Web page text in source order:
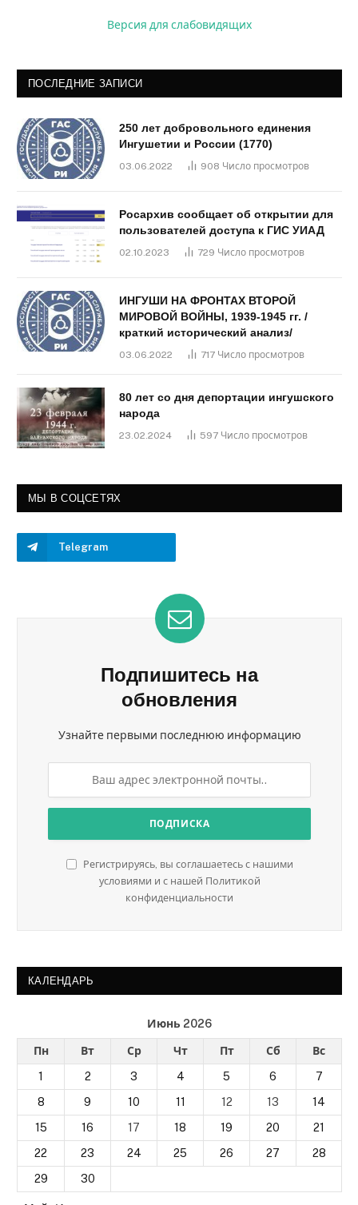
Версия для слабовидящих
ПОСЛЕДНИЕ ЗАПИСИ
250 лет добровольного единения
Ингушетии и России (1770)
03.06.2022 908 Число просмотров
Росархив сообщает об открытии для
пользователей доступа к ГИС УИАД
02.10.2023 729 Число просмотров
ИНГУШИ НА ФРОНТАХ ВТОРОЙ
МИРОВОЙ ВОЙНЫ, 1939-1945 гг. /
краткий исторический анализ/
03.06.2022 717 Число просмотров
80 лет со дня депортации ингушского
народа
23.02.2024 597 Число просмотров
МЫ В СОЦСЕТЯХ
Telegram
Подпишитесь на
обновления
Узнайте первыми последнюю информацию
Регистрируясь, вы соглашаетесь с нашими
условиями и с нашей Политикой
конфиденциальности
КАЛЕНДАРЬ
Июнь 2026
Пн Вт Ср Чт Пт Сб
Вс
1
2 3 4 5 6
7
8
9 10 11 12 13
14
15
16 17 18 19 20
21
22
23 24 25 26 27
28
29
30